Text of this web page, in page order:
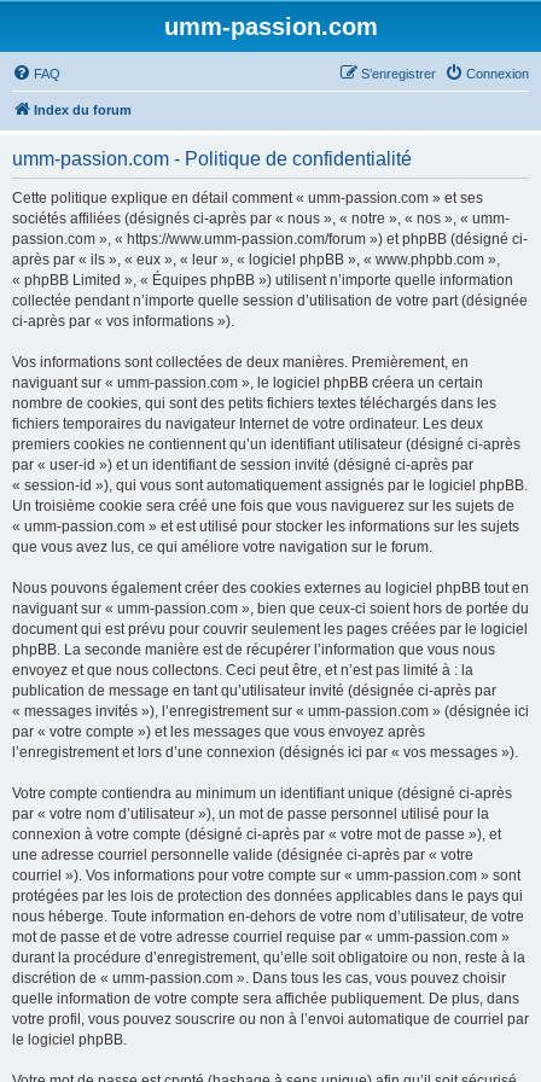
umm-passion.com
FAQ Connexion
S’enregistrer
Index du forum
umm-passion.com - Politique de confidentialité
Cette politique explique en détail comment « umm-passion.com » et ses
sociétés affiliées (désignés ci-après par « nous », « notre », « nos », « umm-
passion.com », « https://www.umm-passion.com/forum ») et phpBB (désigné ci-
après par « ils », « eux », « leur », « logiciel phpBB », « www.phpbb.com »,
« phpBB Limited », « Équipes phpBB ») utilisent n’importe quelle information
collectée pendant n’importe quelle session d’utilisation de votre part (désignée
ci-après par « vos informations »).
Vos informations sont collectées de deux manières. Premièrement, en
naviguant sur « umm-passion.com », le logiciel phpBB créera un certain
nombre de cookies, qui sont des petits fichiers textes téléchargés dans les
fichiers temporaires du navigateur Internet de votre ordinateur. Les deux
premiers cookies ne contiennent qu’un identifiant utilisateur (désigné ci-après
par « user-id ») et un identifiant de session invité (désigné ci-après par
« session-id »), qui vous sont automatiquement assignés par le logiciel phpBB.
Un troisième cookie sera créé une fois que vous naviguerez sur les sujets de
« umm-passion.com » et est utilisé pour stocker les informations sur les sujets
que vous avez lus, ce qui améliore votre navigation sur le forum.
Nous pouvons également créer des cookies externes au logiciel phpBB tout en
naviguant sur « umm-passion.com », bien que ceux-ci soient hors de portée du
document qui est prévu pour couvrir seulement les pages créées par le logiciel
phpBB. La seconde manière est de récupérer l’information que vous nous
envoyez et que nous collectons. Ceci peut être, et n’est pas limité à : la
publication de message en tant qu’utilisateur invité (désignée ci-après par
« messages invités »), l’enregistrement sur « umm-passion.com » (désignée ici
par « votre compte ») et les messages que vous envoyez après
l’enregistrement et lors d’une connexion (désignés ici par « vos messages »).
Votre compte contiendra au minimum un identifiant unique (désigné ci-après
par « votre nom d’utilisateur »), un mot de passe personnel utilisé pour la
connexion à votre compte (désigné ci-après par « votre mot de passe »), et
une adresse courriel personnelle valide (désignée ci-après par « votre
courriel »). Vos informations pour votre compte sur « umm-passion.com » sont
protégées par les lois de protection des données applicables dans le pays qui
nous héberge. Toute information en-dehors de votre nom d’utilisateur, de votre
mot de passe et de votre adresse courriel requise par « umm-passion.com »
durant la procédure d’enregistrement, qu’elle soit obligatoire ou non, reste à la
discrétion de « umm-passion.com ». Dans tous les cas, vous pouvez choisir
quelle information de votre compte sera affichée publiquement. De plus, dans
votre profil, vous pouvez souscrire ou non à l’envoi automatique de courriel par
le logiciel phpBB.